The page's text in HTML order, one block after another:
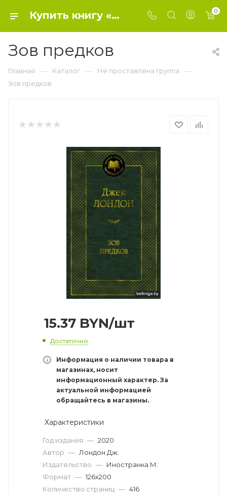
Купить книгу «Зов предков» 2020, Лондон Дж. - Не проставлена группа 0
Зов предков
Главная — Каталог — Не проставлена группа —
Зов предков
15.37 BYN/шт
Достаточно
Информация о наличии товара в
магазинах, носит
информационный характер. За
актуальной информацией
обращайтесь в магазины.
Характеристики
Год издания — 2020
Автор — Лондон Дж.
Издательство — Иностранка М:
Формат — 126х200
Количество страниц — 416